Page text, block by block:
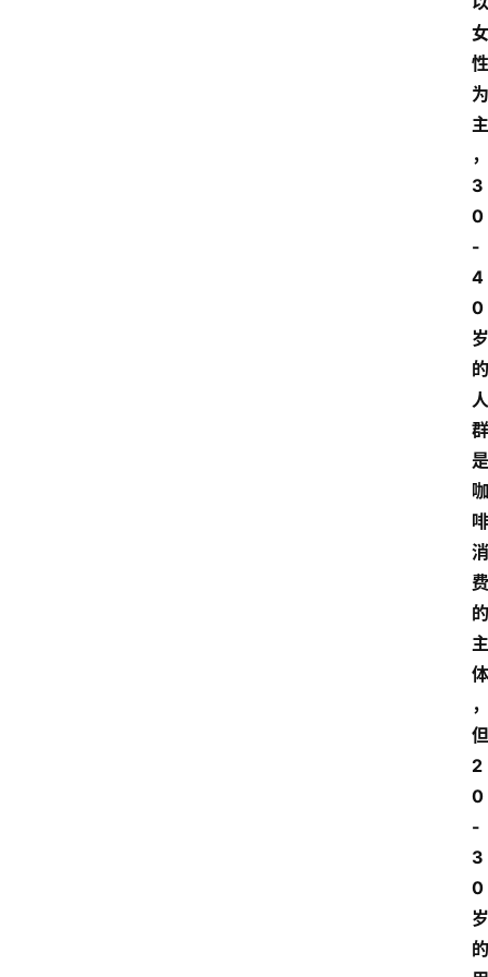
女
性
为
主
，
3
0
-
4
0
岁
的
人
群
是
咖
啡
消
费
的
主
体
，
但
2
0
-
3
0
岁
的